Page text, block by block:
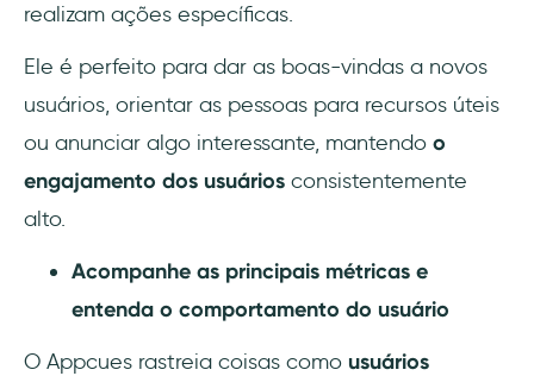
realizam ações específicas.
Ele é perfeito para dar as boas-vindas a novos
usuários, orientar as pessoas para recursos úteis
ou anunciar algo interessante, mantendo o
engajamento dos usuários consistentemente
alto.
Acompanhe as principais métricas e
entenda o comportamento do usuário
O Appcues rastreia coisas como usuários